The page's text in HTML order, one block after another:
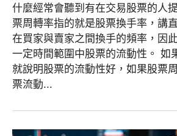
什麼經常會聽到有在交易股票的人
票周轉率指的就是股票換手率，講
在買家與賣家之間換手的頻率，因
一定時間範圍中股票的流動性。 如
就說明股票的流動性好，如果股票
票流動...